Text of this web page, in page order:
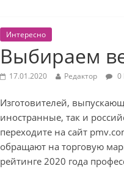
Интересно
Выбираем
17.01.2020 Редактор 0
Изготовителей,
иностранные, так и
переходите на сайт
обращают на торговую
рейтинге 2020 года